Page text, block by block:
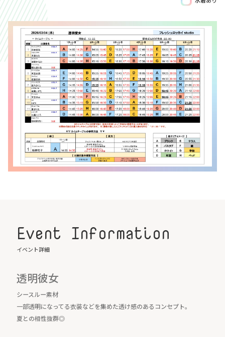
Event Information
イベント詳細
透明彼女
シースルー素材
一部透明になってる衣装などを集めた透け感のあるコンセプト。
夏との相性抜群◎